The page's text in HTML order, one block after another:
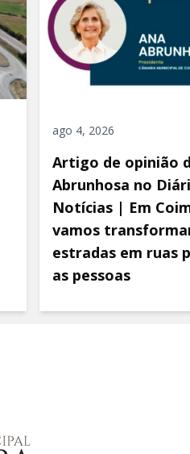
ago 4, 2026
Artigo de opinião
Abrunhosa no
Notícias | Em
vamos
estradas em ruas
as pessoas